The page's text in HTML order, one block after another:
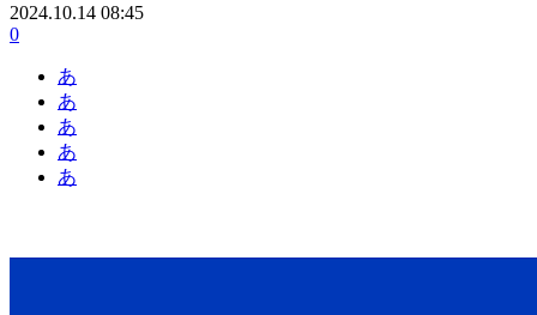
2024.10.14 08:45
0
あ
あ
あ
あ
あ